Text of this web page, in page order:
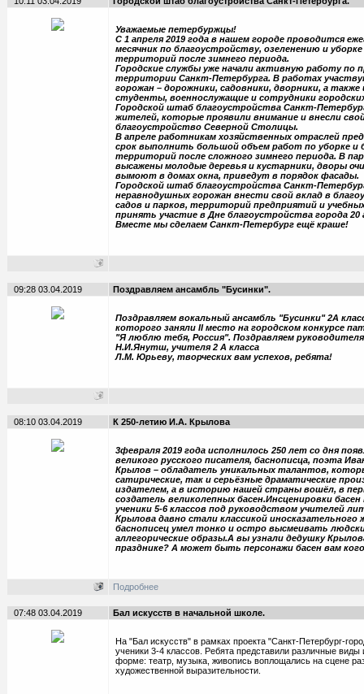
Уважаемые петербуржцы!
С 1 апреля 2019 года в нашем городе проводится
месячник по благоустройству, озеленению и уборке
территорий после зимнего периода.
Городские службы уже начали активную работу по
территории Санкт-Петербурга. В работах
горожан – дорожники, садовники, дворники, а также
студенты, военнослужащие и сотрудники
Городской штаб благоустройства Санкт-
жителей, которые проявили внимание и внесли
благоустройство Северной Столицы.
В апреле работникам хозяйственных отраслей
срок выполнить большой объем работ по уборке и
территорий после сложного зимнего периода. В
высажены молодые деревья и кустарники, дворы
вымоют в домах окна, приведут в порядок фасады.
Городской штаб благоустройства Санкт-
неравнодушных горожан внести свой вклад в
садов и парков, территорий предприятий и
принять участие в Дне благоустройства города 20
Вместе мы сделаем Санкт-Петербург ещё краше!
09:28 03.04.2019 Поздравляем ансамбль "Бусинки".
Поздравляем вокальный ансамбль "Бусинки" 2А
которого заняли II место на городском конкурсе
"Я люблю тебя, Россия". Поздравляем руководителя
Н.И.Янутш, учителя 2 А класса
Л.М. Юрьеву, творческих вам успехов, ребята!
08:10 03.04.2019 К 250-летию И.А. Крылова
3февраля 2019 года исполнилось 250 лет со дня
великого русского писателя, баснописца, поэта
Крылов – обладатель уникальных талантов,
сатирические, так и серьёзные драматические
издателем, а в историю нашей страны вошёл, в
создатель великолепных басен.Инсценировки
ученики 5-6 классов под руководством учителей
Крылова давно стали классикой иносказательного
баснописец умел тонко и остро высмеивать
аллегорические образы.А вы узнали дедушку
празднике? А может быть персонажи басен вам
Подробнее
07:48 03.04.2019 Бал искусств в начальной школе.
На "Бал искусств" в рамках проекта "Санкт-Петербург-
ученики 3-4 классов. Ребята представили различные виды
форме: театр, музыка, живопись воплощались на сцене
художественной выразительности.